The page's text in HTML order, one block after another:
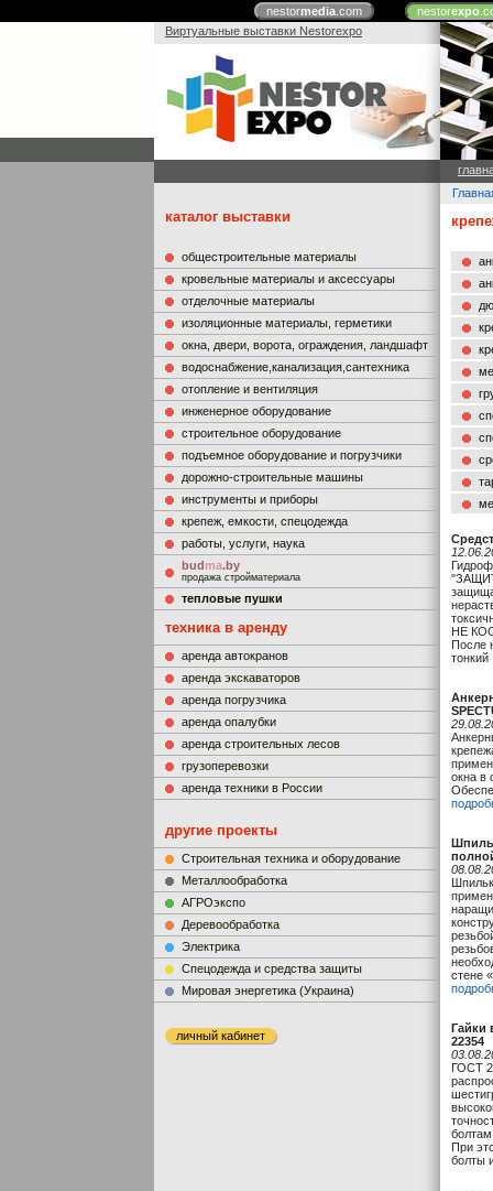
nestormedia.com nestorexpo
Виртуальные выставки Nestorexpo
каталог выставки
общестроительные материалы
кровельные материалы и аксессуары
отделочные материалы
изоляционные материалы, герметики
окна, двери, ворота, ограждения, ландшафт
водоснабжение,канализация,сантехника
отопление и вентиляция
инженерное оборудование
строительное оборудование
подъемное оборудование и погрузчики
дорожно-строительные машины
инструменты и приборы
крепеж, емкости, спецодежда
работы, услуги, наука
budma.by
продажа стройматериала
тепловые пушки
техника в аренду
аренда автокранов
аренда экскаваторов
аренда погрузчика
аренда опалубки
аренда строительных лесов
грузоперевозки
аренда техники в России
другие проекты
Строительная техника и оборудование
Металлообработка
АГРОэкспо
Деревообработка
Электрика
Cпецодежда и средства защиты
Мировая энергетика (Украина)
личный кабинет
НЕ
После
окна в
стене
Гайки
22354
ГОСТ
При
болты